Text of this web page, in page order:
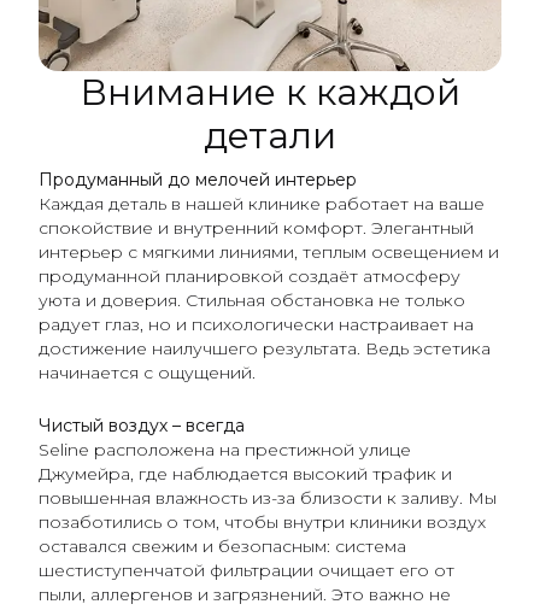
Внимание к каждой
детали
Продуманный до мелочей интерьер
Каждая деталь в нашей клинике работает на ваше
спокойствие и внутренний комфорт. Элегантный
интерьер с мягкими линиями, теплым освещением и
продуманной планировкой создаёт атмосферу
уюта и доверия. Стильная обстановка не только
радует глаз, но и психологически настраивает на
достижение наилучшего результата. Ведь эстетика
начинается с ощущений.
Чистый воздух – всегда
Seline расположена на престижной улице
Джумейра, где наблюдается высокий трафик и
повышенная влажность из-за близости к заливу. Мы
позаботились о том, чтобы внутри клиники воздух
оставался свежим и безопасным: система
шестиступенчатой фильтрации очищает его от
пыли, аллергенов и загрязнений. Это важно не